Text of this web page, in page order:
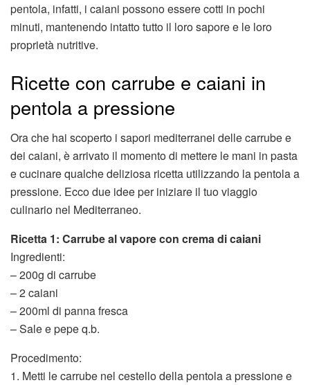
pentola, infatti, i caiani possono essere cotti in pochi
minuti, mantenendo intatto tutto il loro sapore e le loro
proprietà nutritive.
Ricette con carrube e caiani in
pentola a pressione
Ora che hai scoperto i sapori mediterranei delle carrube e
dei caiani, è arrivato il momento di mettere le mani in pasta
e cucinare qualche deliziosa ricetta utilizzando la pentola a
pressione. Ecco due idee per iniziare il tuo viaggio
culinario nel Mediterraneo.
Ricetta 1: Carrube al vapore con crema di caiani
Ingredienti:
– 200g di carrube
– 2 caiani
– 200ml di panna fresca
– Sale e pepe q.b.
Procedimento:
1. Metti le carrube nel cestello della pentola a pressione e